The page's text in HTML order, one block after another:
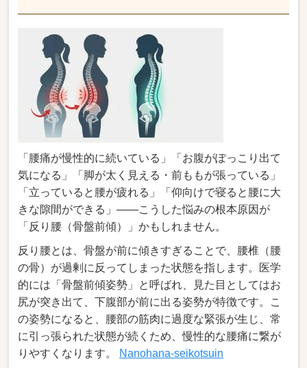
「腰痛が慢性的に続いている」「お腹がぽっこり出て
気になる」「脚が太く見える・前ももが張っている」
「立っていると腰が疲れる」「仰向けで寝ると腰に大
きな隙間ができる」――こうした悩みの根本原因が
「反り腰（骨盤前傾）」かもしれません。
反り腰とは、骨盤が前に傾きすぎることで、腰椎（腰
の骨）が過剰に反ってしまった状態を指します。医学
的には「骨盤前傾姿勢」と呼ばれ、見た目としてはお
尻が突き出て、下腹部が前に出る姿勢が特徴です。こ
の姿勢になると、腰部の筋肉に過度な緊張が生じ、常
に引っ張られた状態が続くため、慢性的な腰痛に繋が
りやすくなります。
Nanohana-seikotsuin